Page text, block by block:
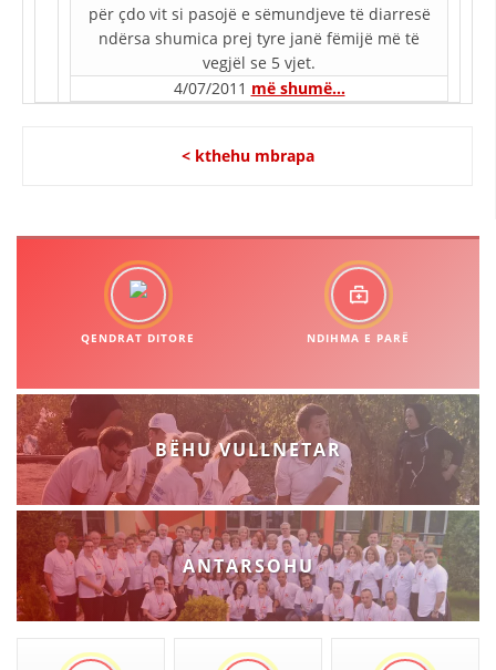
SHËRBIMI PËR KËRKIM
VEPRIMTARI SHËNDETËSORE PREVENTIVE
NDIHMA E PARË
DORACAKË
STRATEGJI
MATERIAL EDUKATIVO INFORMATIV
BROCHURES
PRESENTATIONS
për çdo vit si pasojë e sëmundjeve të diarresë
ndërsa shumica prej tyre janë fëmijë më të
vegjël se 5 vjet.
4/07/2011 më shumë…
< kthehu mbrapa
QENDRAT DITORE NDIHMA E PARË
BËHU VULLNETAR
ANTARSOHU